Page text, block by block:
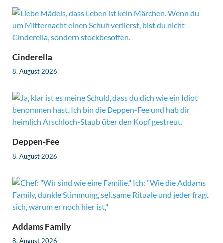
Cinderella
8. August 2026
Deppen-Fee
8. August 2026
Addams Family
8. August 2026